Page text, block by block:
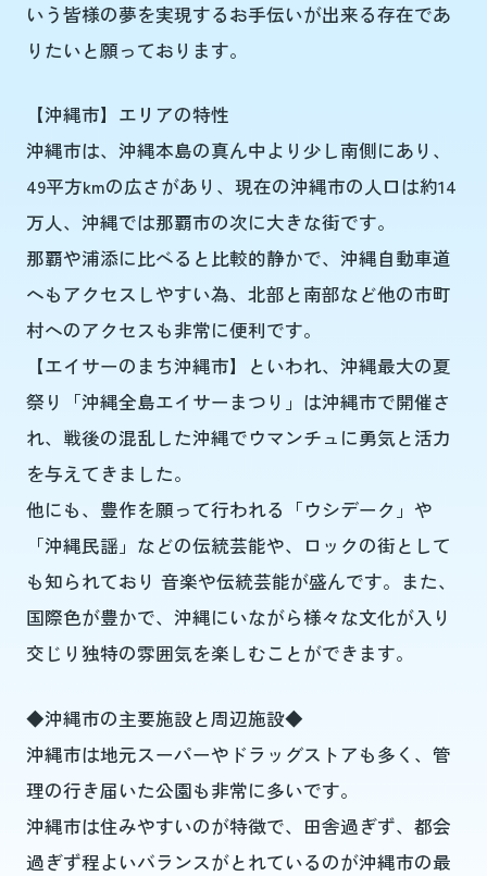
いう皆様の夢を実現するお手伝いが出来る存在であ
りたいと願っております。
【沖縄市】エリアの特性
沖縄市は、沖縄本島の真ん中より少し南側にあり、
49平方kmの広さがあり、現在の沖縄市の人口は約14
万人、沖縄では那覇市の次に大きな街です。
那覇や浦添に比べると比較的静かで、沖縄自動車道
へもアクセスしやすい為、北部と南部など他の市町
村へのアクセスも非常に便利です。
【エイサーのまち沖縄市】といわれ、沖縄最大の夏
祭り「沖縄全島エイサーまつり」は沖縄市で開催さ
れ、戦後の混乱した沖縄でウマンチュに勇気と活力
を与えてきました。
他にも、豊作を願って行われる「ウシデーク」や
「沖縄民謡」などの伝統芸能や、ロックの街として
も知られており 音楽や伝統芸能が盛んです。また、
国際色が豊かで、沖縄にいながら様々な文化が入り
交じり独特の雰囲気を楽しむことができます。
◆沖縄市の主要施設と周辺施設◆
沖縄市は地元スーパーやドラッグストアも多く、管
理の行き届いた公園も非常に多いです。
沖縄市は住みやすいのが特徴で、田舎過ぎず、都会
過ぎず程よいバランスがとれているのが沖縄市の最